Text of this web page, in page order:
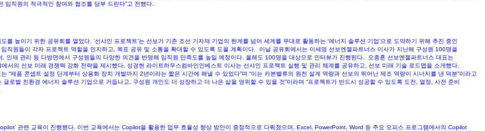
직원의 적극적인 참여와 협조를 당부 드린다”고 전했다.​
높이기 위한 공유회를 열었다. ‘선샤인 프로젝트’는 선보가 기존 조선 기자재 기업의 한계를 넘어 세계를 무대로 활동하는 ‘에너지 솔루션 기업’으로 도약하기 위해 추진 중인
직원들이 각자 프로젝트 역할을 인지하고, 목표 공유 및 소통을 확대할 수 있도록 도울 계획이다. 이날 공유회에서는 이세영 선보엔젤파트너스 이사가 지난해 구성원 100명을
, 인재 관리 등 다방면에서 구성원들의 다양한 의견을 반영해 임직원 만족도를 높일 예정이다. 올해도 100명을 대상으로 인터뷰가 진행된다. 오종훈 선보엔젤파트너스 대표는
서의 선보 미래 경쟁력 강화 전략을 제시했다. 성경현 라이트하우스컴바인인베스트 이사는 선샤인 프로젝트 실행 및 관리 체계를 공유하고, 선보 미래 기술 로드맵을 소개했다.
제품 콘셉트 설정 단계부터 상용화 장치 개발까지 2년이라는 짧은 시간에 해낼 수 있었다”며 “이는 카본밸류의 원천 설계 역량과 선보의 뛰어난 제조 역량이 시너지를 낸 덕분”이라고
벌 친환경 에너지 솔루션 기업으로 거듭나고, 구성원 개인도 더 성장하고 더 나은 삶을 영위할 수 있을 것”이라며 “프로젝트가 반드시 성공할 수 있도록 도전, 열정, 사전 준비
관련 교육이 진행됐다. 이번 교육에서는 Copilot을 활용한 업무 효율성 향상 방안이 중점적으로 다뤄졌으며, Excel, PowerPoint, Word 등 주요 오피스 프로그램에서의 Copilot